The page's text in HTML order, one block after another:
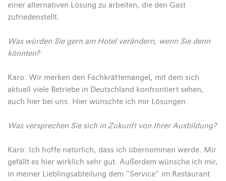
einer alternativen Lösung zu arbeiten, die den Gast
zufriedenstellt.
Was würden Sie gern am Hotel verändern, wenn Sie denn
könnten?
Karo: Wir merken den Fachkräftemangel, mit dem sich
aktuell viele Betriebe in Deutschland konfrontiert sehen,
auch hier bei uns. Hier wünschte ich mir Lösungen.
Was versprechen Sie sich in Zukunft von Ihrer Ausbildung?
Karo: Ich hoffe natürlich, dass ich übernommen werde. Mir
gefällt es hier wirklich sehr gut. Außerdem wünsche ich mir,
in meiner Lieblingsabteilung dem “Service” im Restaurant